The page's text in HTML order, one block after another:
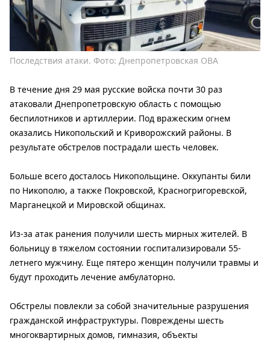
Последствия атаки. Фото: Днепропетровская ОВА
В течение дня 29 мая русские войска почти 30 раз
атаковали Днепропетровскую область с помощью
беспилотников и артиллерии. Под вражеским огнем
оказались Никопольский и Криворожский районы. В
результате обстрелов пострадали шесть человек.
Больше всего досталось Никопольщине. Оккупанты били
по Никополю, а также Покровской, Красногригоревской,
Марганецкой и Мировской общинах.
Из-за атак ранения получили шесть мирных жителей. В
больницу в тяжелом состоянии госпитализировали 55-
летнего мужчину. Еще пятеро женщин получили травмы и
будут проходить лечение амбулаторно.
Обстрелы повлекли за собой значительные разрушения
гражданской инфраструктуры. Повреждены шесть
многоквартирных домов, гимназия, объекты